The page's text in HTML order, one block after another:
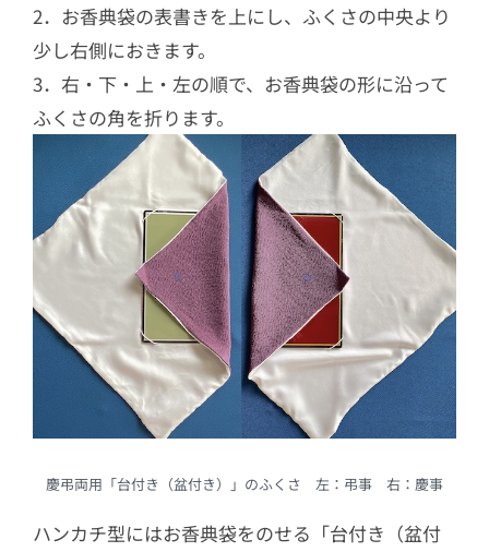
2．お香典袋の表書きを上にし、ふくさの中央より
少し右側におきます。
3．右・下・上・左の順で、お香典袋の形に沿って
ふくさの角を折ります。
慶弔両用「台付き（盆付き）」のふくさ 左：弔事 右：慶事
ハンカチ型にはお香典袋をのせる「台付き（盆付